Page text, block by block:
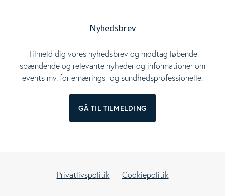
Nyhedsbrev
Tilmeld dig vores nyhedsbrev og modtag løbende
spændende og relevante nyheder og informationer om
events mv. for ernærings- og sundhedsprofessionelle.
GÅ TIL TILMELDING
Privatlivspolitik Cookiepolitik